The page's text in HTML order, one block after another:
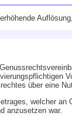
über eine
welcher an
anzusetzen war.